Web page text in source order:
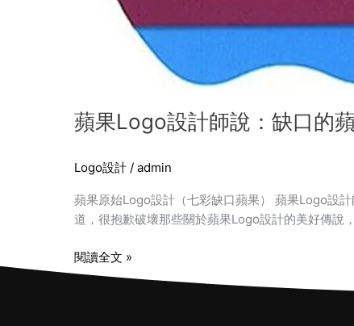
蘋果Logo設計師說：缺口的
Logo設計 / admin
蘋果原始Logo設計（七彩缺口蘋果） 蘋果Logo設
道，很抱歉破壞那些關於蘋果Logo設計的美好傳說
閱讀全文 »